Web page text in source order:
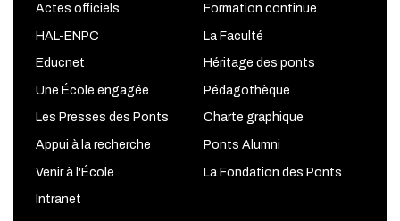
Actes officiels Formation continue
HAL-ENPC La Faculté
Educnet Héritage des ponts
Une École engagée Pédagothèque
Les Presses des Ponts Charte graphique
Appui à la recherche Ponts Alumni
Venir à l'École La Fondation des Ponts
Intranet